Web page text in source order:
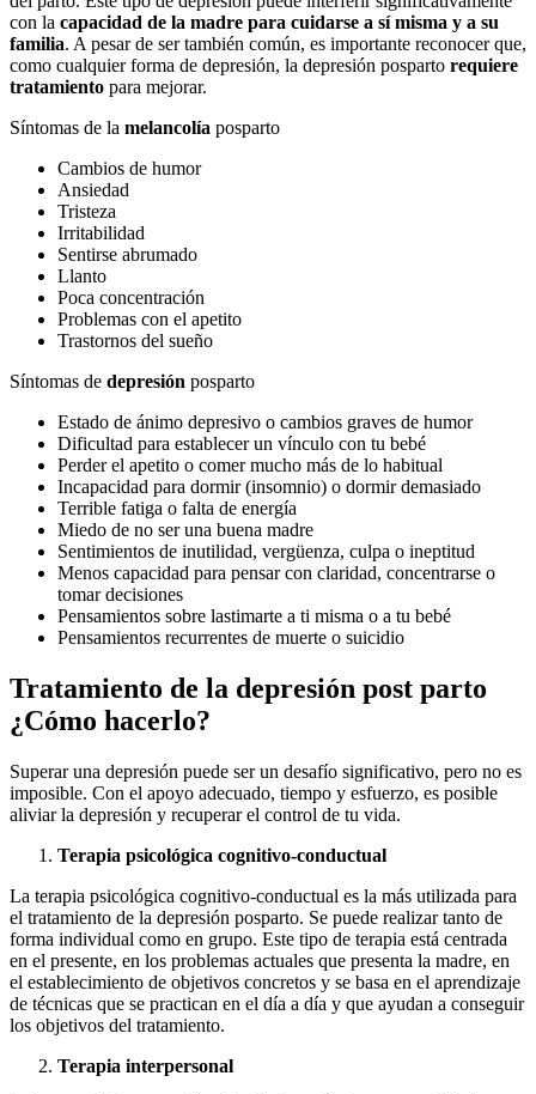
con la capacidad de la madre para cuidarse a sí misma y a su
familia. A pesar de ser también común, es importante reconocer que,
como cualquier forma de depresión, la depresión posparto requiere
tratamiento para mejorar.
Síntomas de la melancolía posparto
Cambios de humor
Ansiedad
Tristeza
Irritabilidad
Sentirse abrumado
Llanto
Poca concentración
Problemas con el apetito
Trastornos del sueño
Síntomas de depresión posparto
Estado de ánimo depresivo o cambios graves de humor
Dificultad para establecer un vínculo con tu bebé
Perder el apetito o comer mucho más de lo habitual
Incapacidad para dormir (insomnio) o dormir demasiado
Terrible fatiga o falta de energía
Miedo de no ser una buena madre
Sentimientos de inutilidad, vergüenza, culpa o ineptitud
Menos capacidad para pensar con claridad, concentrarse o
tomar decisiones
Pensamientos sobre lastimarte a ti misma o a tu bebé
Pensamientos recurrentes de muerte o suicidio
Tratamiento de la depresión post parto
¿Cómo hacerlo?
Superar una depresión puede ser un desafío significativo, pero no es
imposible. Con el apoyo adecuado, tiempo y esfuerzo, es posible
aliviar la depresión y recuperar el control de tu vida.
Terapia psicológica cognitivo-conductual
La terapia psicológica cognitivo-conductual es la más utilizada para
el tratamiento de la depresión posparto. Se puede realizar tanto de
forma individual como en grupo. Este tipo de terapia está centrada
en el presente, en los problemas actuales que presenta la madre, en
el establecimiento de objetivos concretos y se basa en el aprendizaje
de técnicas que se practican en el día a día y que ayudan a conseguir
los objetivos del tratamiento.
Terapia interpersonal